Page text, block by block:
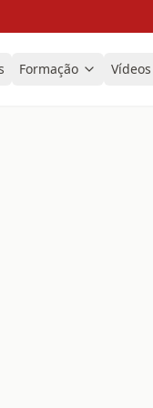
Formação Vídeos